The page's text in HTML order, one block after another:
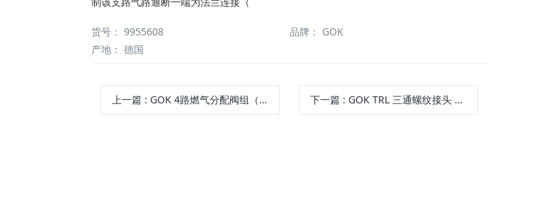
货号 ： 9955608 品牌 ： GOK
产地 ： 德国
上一篇 : GOK 4路燃气分配阀组（DSV-AB4型），最大工作压力5 bar，接口规格 RVS10 × 4×RVS8 × RVS10 下一篇: GOK TRL 三通螺纹接头 10 × 8 × 10，镀锌